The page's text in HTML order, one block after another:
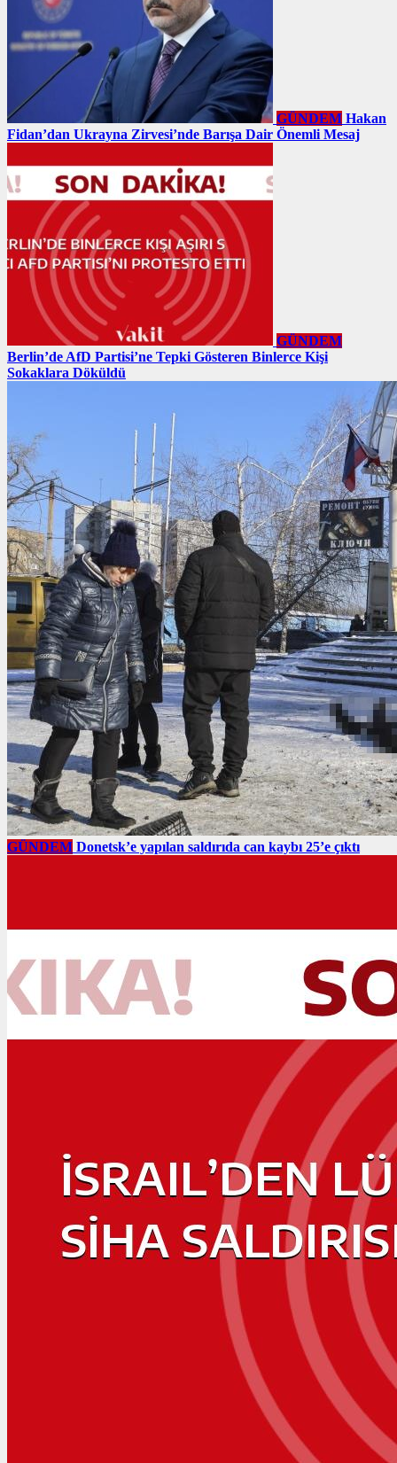
GÜNDEM Hakan
Fidan’dan Ukrayna Zirvesi’nde Barışa Dair Önemli Mesaj
GÜNDEM
Berlin’de AfD Partisi’ne Tepki Gösteren Binlerce Kişi
Sokaklara Döküldü
GÜNDEM Donetsk’e yapılan saldırıda can kaybı 25’e çıktı